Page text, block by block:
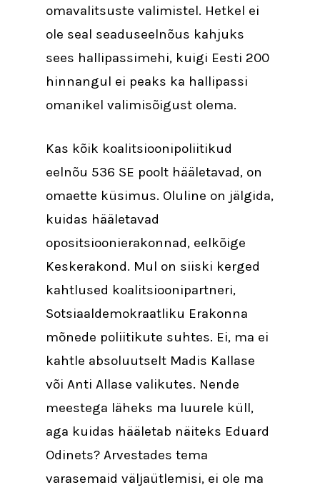
omavalitsuste valimistel. Hetkel ei
ole seal seaduseelnõus kahjuks
sees hallipassimehi, kuigi Eesti 200
hinnangul ei peaks ka hallipassi
omanikel valimisõigust olema.
Kas kõik koalitsioonipoliitikud
eelnõu 536 SE poolt hääletavad, on
omaette küsimus. Oluline on jälgida,
kuidas hääletavad
opositsioonierakonnad, eelkõige
Keskerakond. Mul on siiski kerged
kahtlused koalitsioonipartneri,
Sotsiaaldemokraatliku Erakonna
mõnede poliitikute suhtes. Ei, ma ei
kahtle absoluutselt Madis Kallase
või Anti Allase valikutes. Nende
meestega läheks ma luurele küll,
aga kuidas hääletab näiteks Eduard
Odinets? Arvestades tema
varasemaid väljaütlemisi, ei ole ma